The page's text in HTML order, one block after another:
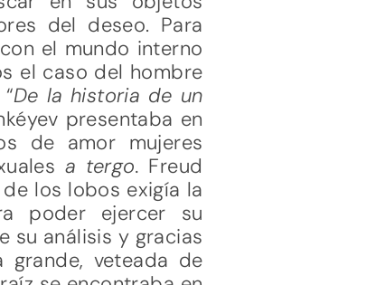
del deseo. Para
el mundo interno
el caso del hombre
De la historia de un
presentaba en
de amor mujeres
a tergo. Freud
los lobos exigía la
poder ejercer su
su análisis y gracias
grande, veteada de